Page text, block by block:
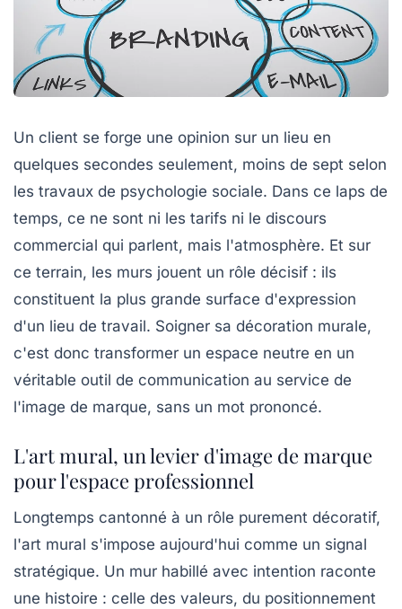
Un client se forge une opinion sur un lieu en
quelques secondes seulement, moins de sept selon
les travaux de psychologie sociale. Dans ce laps de
temps, ce ne sont ni les tarifs ni le discours
commercial qui parlent, mais l'atmosphère. Et sur
ce terrain, les murs jouent un rôle décisif : ils
constituent la plus grande surface d'expression
d'un lieu de travail. Soigner sa décoration murale,
c'est donc transformer un espace neutre en un
véritable outil de communication au service de
l'image de marque, sans un mot prononcé.
L'art mural, un levier d'image de marque
pour l'espace professionnel
Longtemps cantonné à un rôle purement décoratif,
l'art mural s'impose aujourd'hui comme un signal
stratégique. Un mur habillé avec intention raconte
une histoire : celle des valeurs, du positionnement